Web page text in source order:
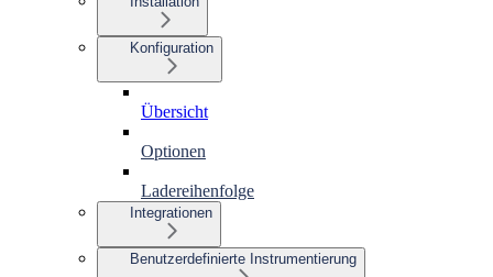
Konfiguration
Übersicht
Optionen
Ladereihenfolge
Integrationen
Benutzerdefinierte Instrumentierung